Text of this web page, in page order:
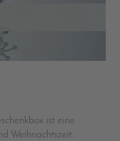
ist eine
Weihnachtszeit.